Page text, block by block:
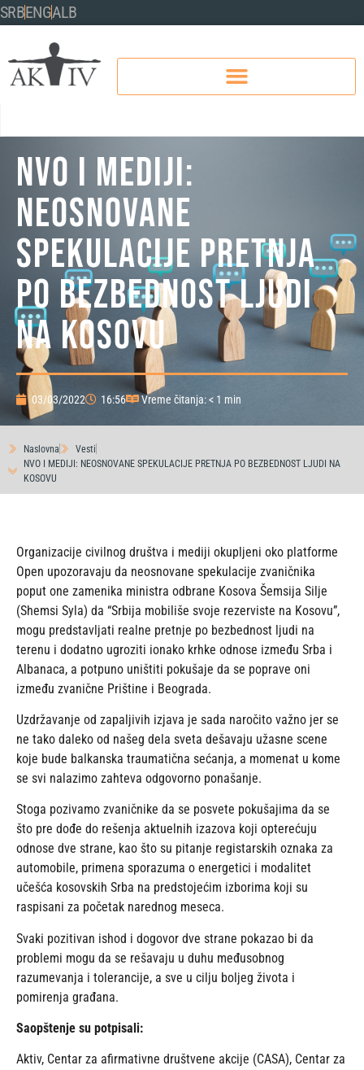
SRBENGALB
NVO I MEDIJI:
NEOSNOVANE
SPEKULACIJE PRETNJA
PO BEZBEDNOST LJUDI
NA KOSOVU
03/03/2022 16:56 Vreme čitanja: < 1 min
Naslovna
Vesti
NVO I MEDIJI: NEOSNOVANE SPEKULACIJE PRETNJA PO BEZBEDNOST LJUDI NA
KOSOVU
Organizacije civilnog društva i mediji okupljeni oko platforme
Open upozoravaju da neosnovane spekulacije zvaničnika
poput one zamenika ministra odbrane Kosova Šemsija Silje
(Shemsi Syla) da “Srbija mobiliše svoje rezerviste na Kosovu”,
mogu predstavljati realne pretnje po bezbednost ljudi na
terenu i dodatno ugroziti ionako krhke odnose između Srba i
Albanaca, a potpuno uništiti pokušaje da se poprave oni
između zvanične Prištine i Beograda.
Uzdržavanje od zapaljivih izjava je sada naročito važno jer se
ne tako daleko od našeg dela sveta dešavaju užasne scene
koje bude balkanska traumatična sećanja, a momenat u kome
se svi nalazimo zahteva odgovorno ponašanje.
Stoga pozivamo zvaničnike da se posvete pokušajima da se
što pre dođe do rešenja aktuelnih izazova koji opterećuju
odnose dve strane, kao što su pitanje registarskih oznaka za
automobile, primena sporazuma o energetici i modalitet
učešća kosovskih Srba na predstojećim izborima koji su
raspisani za početak narednog meseca.
Svaki pozitivan ishod i dogovor dve strane pokazao bi da
problemi mogu da se rešavaju u duhu međusobnog
razumevanja i tolerancije, a sve u cilju boljeg života i
pomirenja građana.
Saopštenje su potpisali:
Aktiv, Centar za afirmativne društvene akcije (CASA), Centar za